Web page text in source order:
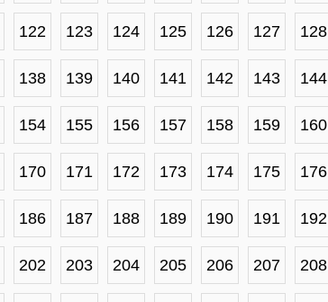
122 123 124 125 126 127 128
138 139 140 141 142 143 144
154 155 156 157 158 159 160
170 171 172 173 174 175 176
186 187 188 189 190 191 192
202 203 204 205 206 207 208